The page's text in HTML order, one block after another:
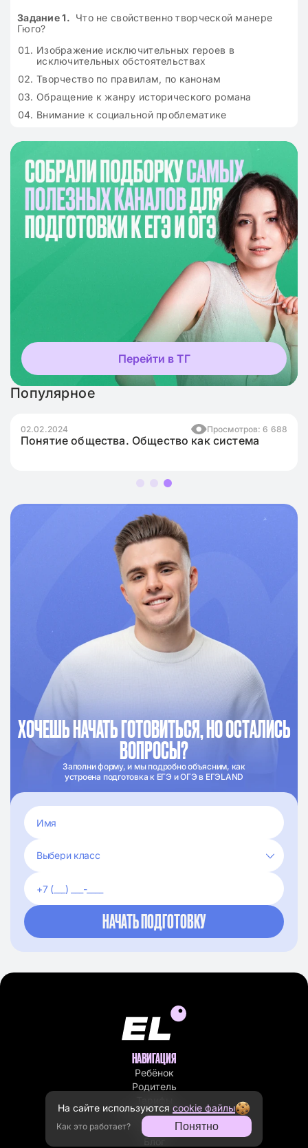
Задание 1. Что не свойственно творческой манере
Гюго?
Изображение исключительных героев в
исключительных обстоятельствах
Творчество по правилам, по канонам
Обращение к жанру исторического романа
Внимание к социальной проблематике
ХОЧЕШЬ НАЧАТЬ ГОТОВИТЬСЯ, НО ОСТАЛИСЬ
ВОПРОСЫ?
Заполни форму, и мы подробно объясним, как
устроена подготовка к ЕГЭ и ОГЭ в ЕГЭLAND
Популярное
02.02.2024 Просмотров: 6 688
Понятие общества. Общество как система
Перейти в ТГ
НАВИГАЦИЯ
Ребёнок
Родитель
Преподаватели
Отзывы
Блог
На сайте используются cookie файлы
Как это работает? Понятно